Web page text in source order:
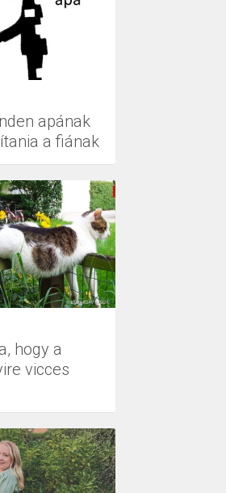
apának
a fiának
hogy a
vicces